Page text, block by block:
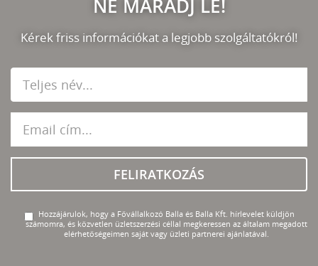
NE MARADJ LE!
Kérek friss információkat a legjobb szolgáltatókról!
FELIRATKOZÁS
Hozzájárulok, hogy a Fővállalkozó Balla és Balla Kft. hírlevelet küldjön
számomra, és közvetlen üzletszerzési céllal megkeressen az általam megadott
elérhetőségeimen saját vagy üzleti partnerei ajánlatával.